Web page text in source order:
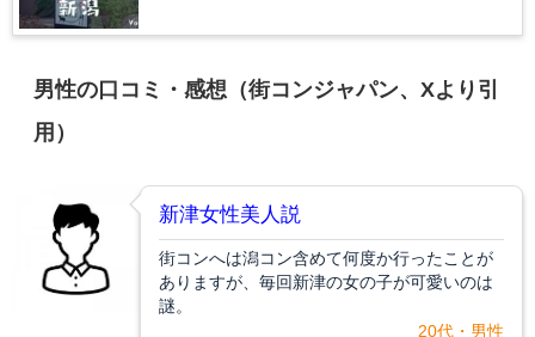
男性の口コミ・感想（街コンジャパン、Xより引
用）
新津女性美人説
街コンへは潟コン含めて何度か行ったことが
ありますが、毎回新津の女の子が可愛いのは
謎。
20代・男性